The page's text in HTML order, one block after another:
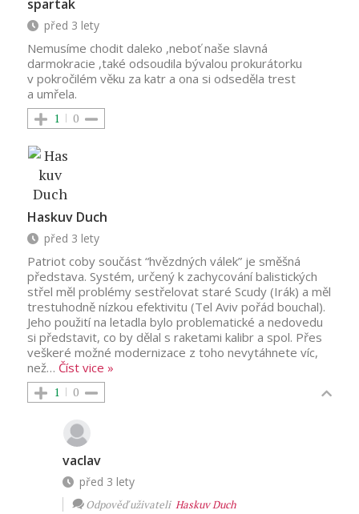
spartak
před 3 lety
Nemusíme chodit daleko ,neboť naše slavná
darmokracie ,také odsoudila bývalou prokurátorku
v pokročilém věku za katr a ona si odseděla trest
a umřela.
1 0
Haskuv Duch
před 3 lety
Patriot coby součást “hvězdných válek” je směšná
představa. Systém, určený k zachycování balistických
střel měl problémy sestřelovat staré Scudy (Irák) a měl
trestuhodně nízkou efektivitu (Tel Aviv pořád bouchal).
Jeho použití na letadla bylo problematické a nedovedu
si představit, co by dělal s raketami kalibr a spol. Přes
veškeré možné modernizace z toho nevytáhnete víc,
než… Číst vice »
1 0
vaclav
před 3 lety
Odpověď uživateli Haskuv Duch